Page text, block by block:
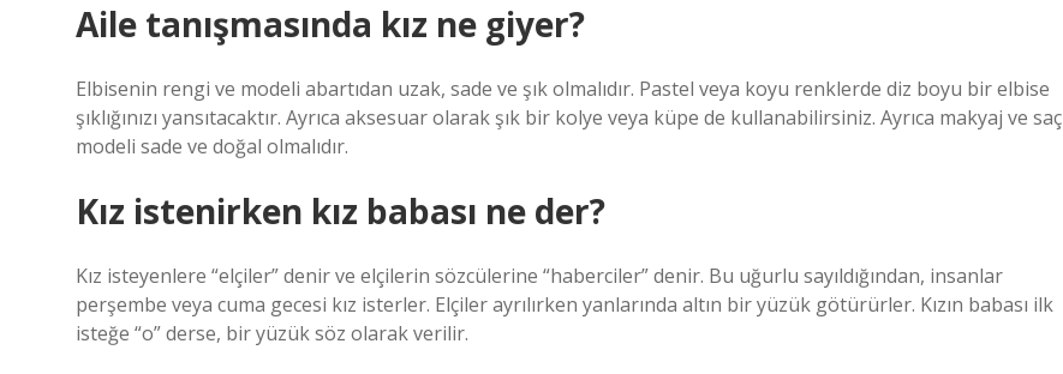
Aile tanışmasında kız ne giyer?
Elbisenin rengi ve modeli abartıdan uzak, sade ve şık olmalıdır. Pastel veya koyu renklerde diz boyu bir elbise
şıklığınızı yansıtacaktır. Ayrıca aksesuar olarak şık bir kolye veya küpe de kullanabilirsiniz. Ayrıca makyaj ve saç
modeli sade ve doğal olmalıdır.
Kız istenirken kız babası ne der?
Kız isteyenlere “elçiler” denir ve elçilerin sözcülerine “haberciler” denir. Bu uğurlu sayıldığından, insanlar
perşembe veya cuma gecesi kız isterler. Elçiler ayrılırken yanlarında altın bir yüzük götürürler. Kızın babası ilk
isteğe “o” derse, bir yüzük söz olarak verilir.